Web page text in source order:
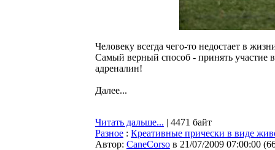
Человеку всегда чего-то недостает в
Самый верный способ - принять участие
адреналин!
Далее...
Читать дальше... | 4471 байт
Разное : Креативные прически в виде
Автор: CaneCorso в 21/07/2009 07:00:00 (